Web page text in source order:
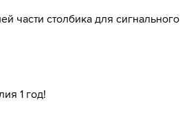
части столбика для сигнального
1 год!